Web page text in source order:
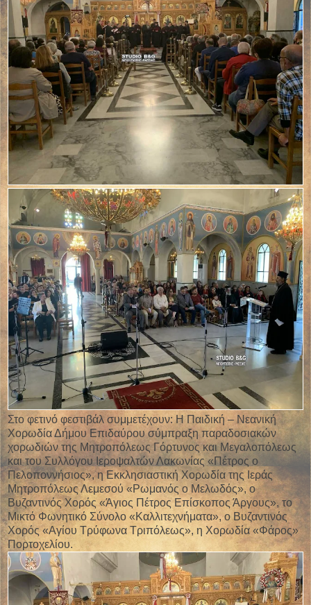
Στο φετινό φεστιβάλ συμμετέχουν: Η Παιδική – Νεανική
Χορωδία Δήμου Επιδαύρου σύμπραξη παραδοσιακών
χορωδιών της Μητροπόλεως Γόρτυνος και Μεγαλοπόλεως
και του Συλλόγου Ιεροψαλτών Λακωνίας «Πέτρος ο
Πελοποννήσιος», η Εκκλησιαστική Χορωδία της Ιεράς
Μητροπόλεως Λεμεσού «Ρωμανός ο Μελωδός», ο
Βυζαντινός Χορός «Άγιος Πέτρος Επίσκοπος Άργους», το
Μικτό Φωνητικό Σύνολο «Καλλιτεχνήματα», ο Βυζαντινός
Χορός «Αγίου Τρύφωνα Τριπόλεως», η Χορωδία «Φάρος»
Πορτοχελίου.